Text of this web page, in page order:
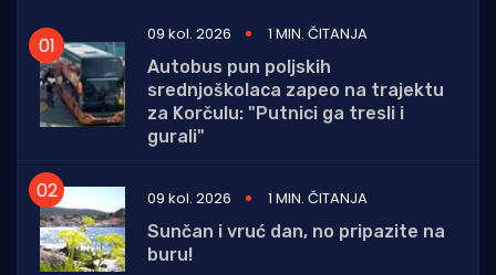
09 kol. 2026
1 MIN. ČITANJA
Autobus pun poljskih
srednjoškolaca zapeo na trajektu
za Korčulu: "Putnici ga tresli i
gurali"
09 kol. 2026
1 MIN. ČITANJA
Sunčan i vruć dan, no pripazite na
buru!